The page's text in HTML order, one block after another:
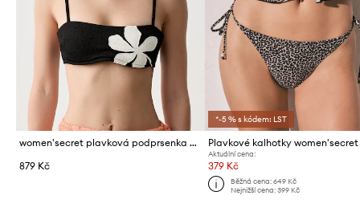
women'secret plavková podprsenka dámská
879 Kč
*-5 % s kódem: LST
Plavkové kalhotky women'secret
Aktuální cena:
379 Kč
Běžná cena: 649 Kč
Nejnižší cena: 399 Kč